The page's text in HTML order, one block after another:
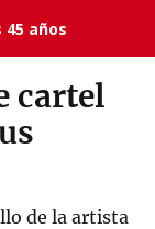
años
cartel
de la artista